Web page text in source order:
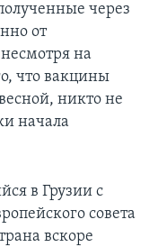
через
от
на
что вакцины
никто не
начала
в Грузии с
совета
вскоре